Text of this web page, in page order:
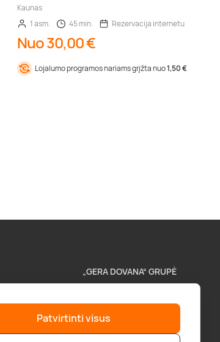
Patvirtinti visus
Kaunas
1 asm.
45 min. Rezervacija internetu
Nuo 30,00 €
Lojalumo programos nariams grįžta nuo1,50 €
„GERA DOVANA“ GRUPĖ
superprezenty.pl